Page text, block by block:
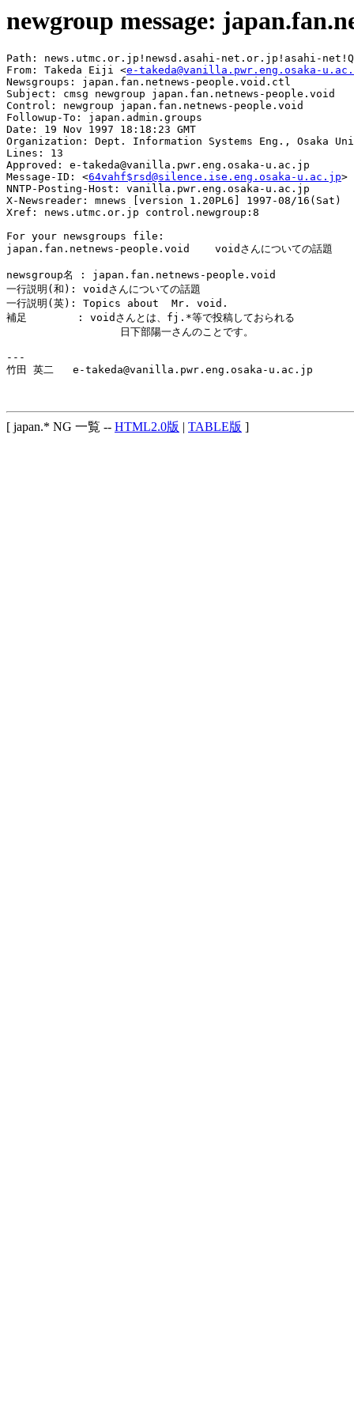
newgroup message:
Path: news.utmc.or.jp!newsd.asahi-net.or.jp!asahi-
From: Takeda Eiji <e-takeda@vanilla.pwr.eng.osaka-
Newsgroups: japan.fan.netnews-people.void.ctl
Subject: cmsg newgroup japan.fan.netnews-people.void
Control: newgroup japan.fan.netnews-people.void
Followup-To: japan.admin.groups
Date: 19 Nov 1997 18:18:23 GMT
Organization: Dept. Information Systems Eng., Osaka
Lines: 13
Approved: e-takeda@vanilla.pwr.eng.osaka-u.ac.jp
Message-ID: <64vahf$rsd@silence.ise.eng.osaka-u.ac.jp>
NNTP-Posting-Host: vanilla.pwr.eng.osaka-u.ac.jp
X-Newsreader: mnews [version 1.20PL6] 1997-08/16(Sat)
Xref: news.utmc.or.jp control.newgroup:8
For your newsgroups file:
japan.fan.netnews-people.void    voidさんについての話題
newsgroup名 : japan.fan.netnews-people.void
一行説明(和): voidさんについての話題
一行説明(英): Topics about  Mr. void.
補足        : voidさんとは、fj.*等で投稿しておられる
                  日下部陽一さんのことです。
---
竹田 英二   e-takeda@vanilla.pwr.eng.osaka-u.ac.jp
[ japan.* NG 一覧 -- HTML2.0版 | TABLE版 ]